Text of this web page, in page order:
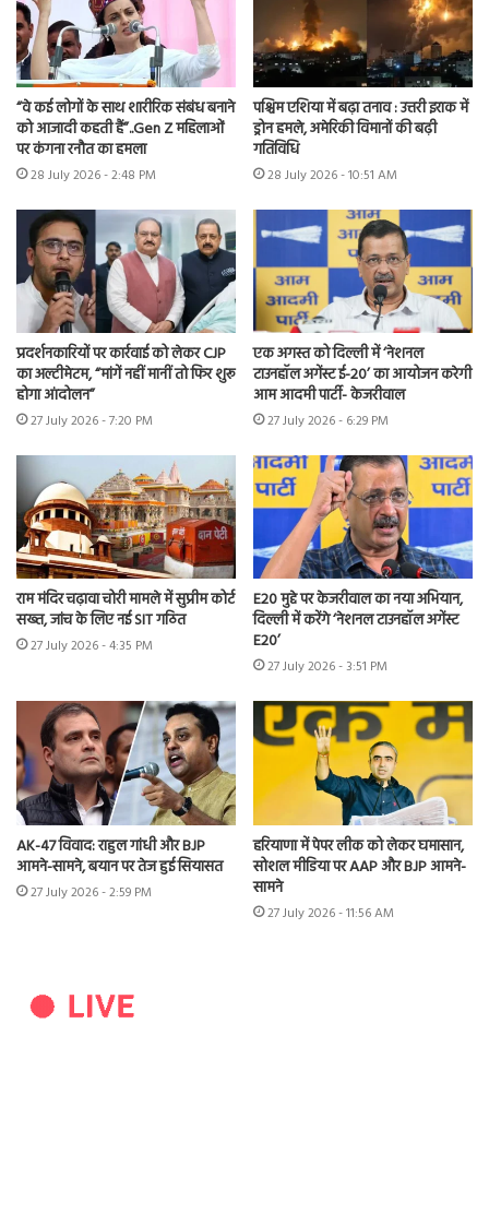
“वे कई लोगों के साथ शारीरिक संबंध बनाने
को आजादी कहती हैं”..Gen Z महिलाओं
पर कंगना रनौत का हमला
28 July 2026 - 2:48 PM
पश्चिम एशिया में बढ़ा तनाव : उत्तरी इराक में
ड्रोन हमले, अमेरिकी विमानों की बढ़ी
गतिविधि
28 July 2026 - 10:51 AM
प्रदर्शनकारियों पर कार्रवाई को लेकर CJP
का अल्टीमेटम, “मांगें नहीं मानीं तो फिर शुरू
होगा आंदोलन”
27 July 2026 - 7:20 PM
एक अगस्त को दिल्ली में ‘नेशनल
टाउनहॉल अगेंस्ट ई-20’ का आयोजन करेगी
आम आदमी पार्टी- केजरीवाल
27 July 2026 - 6:29 PM
राम मंदिर चढ़ावा चोरी मामले में सुप्रीम कोर्ट
सख्त, जांच के लिए नई SIT गठित
27 July 2026 - 4:35 PM
E20 मुद्दे पर केजरीवाल का नया अभियान,
दिल्ली में करेंगे ‘नेशनल टाउनहॉल अगेंस्ट
E20’
27 July 2026 - 3:51 PM
AK-47 विवाद: राहुल गांधी और BJP
आमने-सामने, बयान पर तेज हुई सियासत
27 July 2026 - 2:59 PM
हरियाणा में पेपर लीक को लेकर घमासान,
सोशल मीडिया पर AAP और BJP आमने-
सामने
27 July 2026 - 11:56 AM